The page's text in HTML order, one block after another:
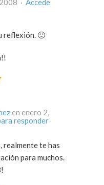
jose en enero 1, 2008 · Accede
reflexión. 🙂
en enero 2,
responder
realmente te has
para muchos.